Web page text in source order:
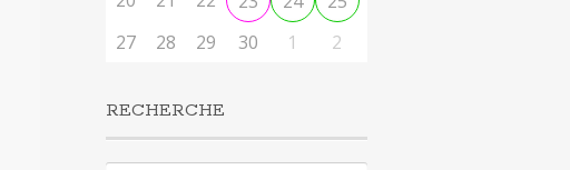
27
28 29 30 1 2
RECHERCHE